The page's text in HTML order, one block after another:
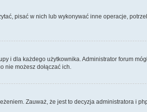
pisać w nich lub wykonywać inne operacje,
i dla każdego użytkownika. Administrator forum
nie możesz dołączać ich.
Zauważ, że jest to decyzja administratora i